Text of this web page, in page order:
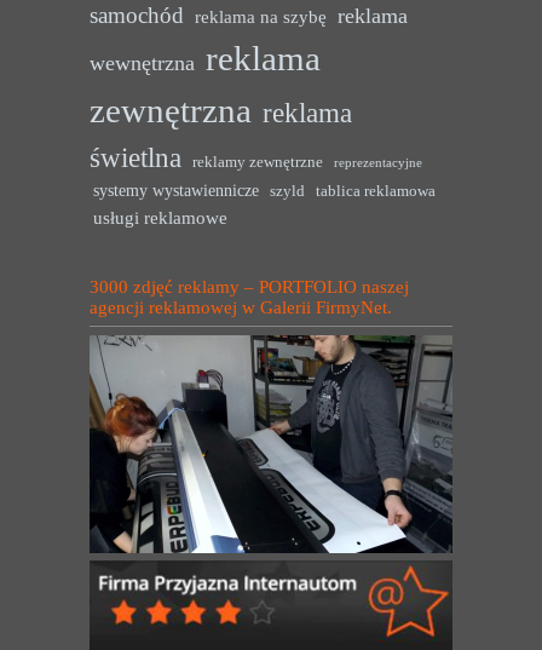
samochód reklama na szybę reklama
wewnętrzna reklama
zewnętrzna reklama
świetlna
reklamy zewnętrzne reprezentacyjne
systemy wystawiennicze szyld tablica reklamowa
usługi reklamowe
3000 zdjęć reklamy – PORTFOLIO naszej
agencji reklamowej w Galerii FirmyNet.